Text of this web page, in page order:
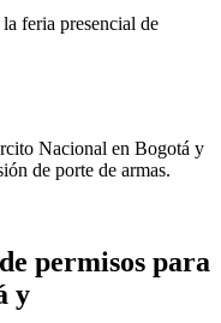
feria presencial de
permisos para
y